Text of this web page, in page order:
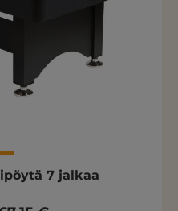
7 jalkaa